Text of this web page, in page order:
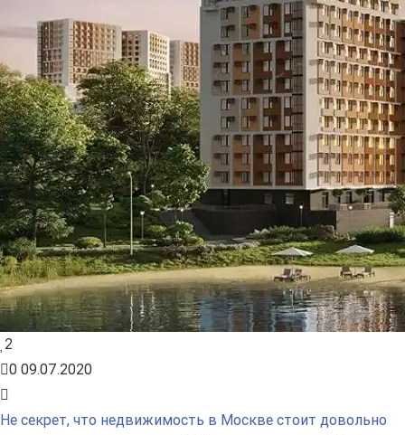
2
0 09.07.2020
Не секрет, что недвижимость в Москве стоит довольно